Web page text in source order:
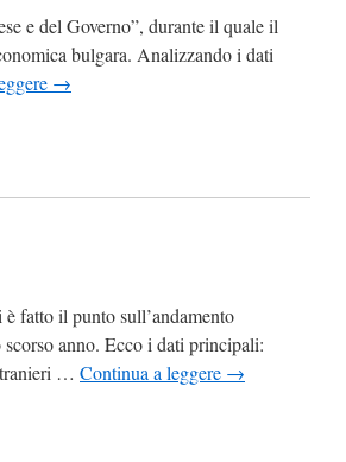
e del Governo”, durante il quale il
bulgara. Analizzando i dati
→
fatto il punto sull’andamento
anno. Ecco i dati principali:
… Continua a leggere →